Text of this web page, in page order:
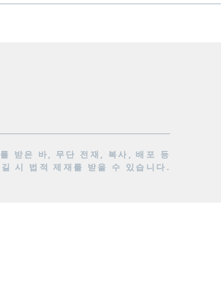
받은 바, 무단 전재, 복사, 배포 등
시 법적 제재를 받을 수 있습니다.